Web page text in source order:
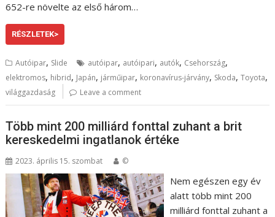
652-re növelte az első három…
RÉSZLETEK>
Autóipar, Slide autóipar, autóipari, autók, Csehország,
elektromos, hibrid, Japán, járműipar, koronavírus-járvány, Skoda,Toyota,
világgazdaság Leave a comment
Több mint 200 milliárd fonttal zuhant a brit
kereskedelmi ingatlanok értéke
2023. április 15. szombat ©
Nem egészen egy év
alatt több mint 200
milliárd fonttal zuhant a